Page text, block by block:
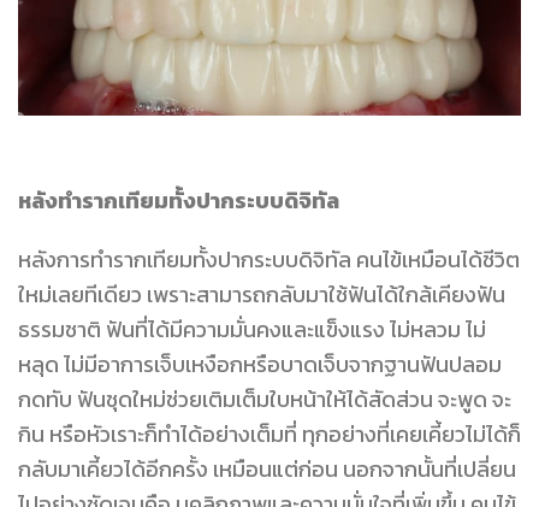
หลังทำรากเทียมทั้งปากระบบดิจิทัล
หลังการทำรากเทียมทั้งปากระบบดิจิทัล คนไข้เหมือนได้ชีวิต
ใหม่เลยทีเดียว เพราะสามารถกลับมาใช้ฟันได้ใกล้เคียงฟัน
ธรรมชาติ ฟันที่ได้มีความมั่นคงและแข็งแรง ไม่หลวม ไม่
หลุด ไม่มีอาการเจ็บเหงือกหรือบาดเจ็บจากฐานฟันปลอม
กดทับ ฟันชุดใหม่ช่วยเติมเต็มใบหน้าให้ได้สัดส่วน จะพูด จะ
กิน หรือหัวเราะก็ทำได้อย่างเต็มที่ ทุกอย่างที่เคยเคี้ยวไม่ได้ก็
กลับมาเคี้ยวได้อีกครั้ง เหมือนแต่ก่อน นอกจากนั้นที่เปลี่ยน